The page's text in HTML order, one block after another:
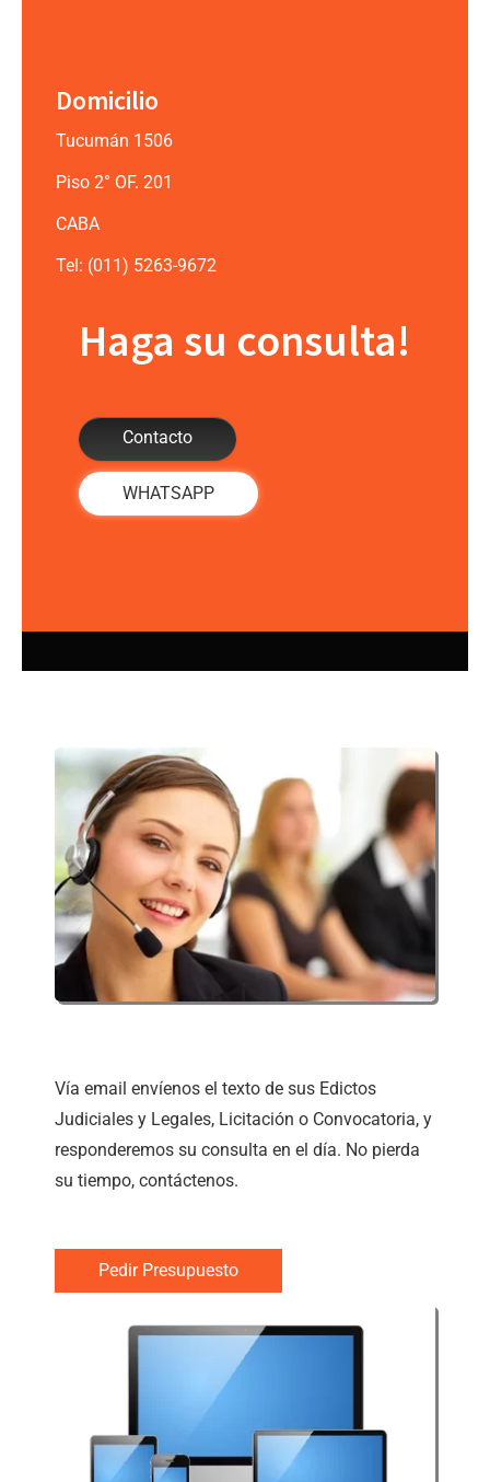
Domicilio
Tucumán 1506
Piso 2° OF. 201
CABA
Tel: (011) 5263-9672
Haga su consulta!
Contacto
WHATSAPP
Vía email envíenos el texto de sus Edictos
Judiciales y Legales, Licitación o Convocatoria, y
responderemos su consulta en el día. No pierda
su tiempo, contáctenos.
Pedir Presupuesto